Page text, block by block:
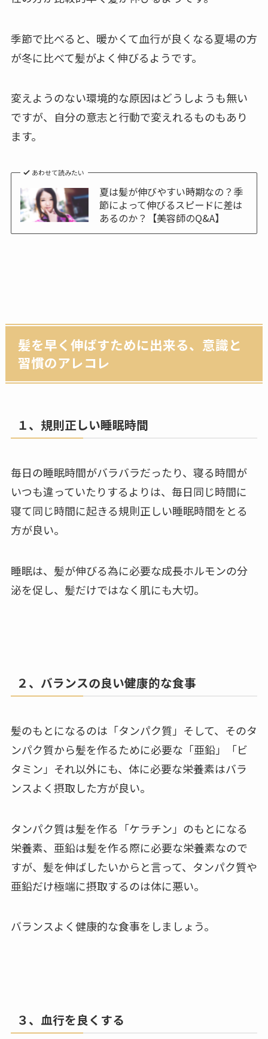
季節で比べると、暖かくて血行が良くなる夏場の方
が冬に比べて髪がよく伸びるようです。
変えようのない環境的な原因はどうしようも無い
ですが、自分の意志と行動で変えれるものもあり
ます。
あわせて読みたい
夏は髪が伸びやすい時期なの？季
節によって伸びるスピードに差は
あるのか？【美容師のQ&A】
髪を早く伸ばすために出来る、意識と
習慣のアレコレ
１、規則正しい睡眠時間
毎日の睡眠時間がバラバラだったり、寝る時間が
いつも違っていたりするよりは、毎日同じ時間に
寝て同じ時間に起きる規則正しい睡眠時間をとる
方が良い。
睡眠は、髪が伸びる為に必要な成長ホルモンの分
泌を促し、髪だけではなく肌にも大切。
２、バランスの良い健康的な食事
髪のもとになるのは「タンパク質」そして、そのタ
ンパク質から髪を作るために必要な「亜鉛」「ビ
タミン」それ以外にも、体に必要な栄養素はバラ
ンスよく摂取した方が良い。
タンパク質は髪を作る「ケラチン」のもとになる
栄養素、亜鉛は髪を作る際に必要な栄養素なので
すが、髪を伸ばしたいからと言って、タンパク質や
亜鉛だけ極端に摂取するのは体に悪い。
バランスよく健康的な食事をしましょう。
３、血行を良くする